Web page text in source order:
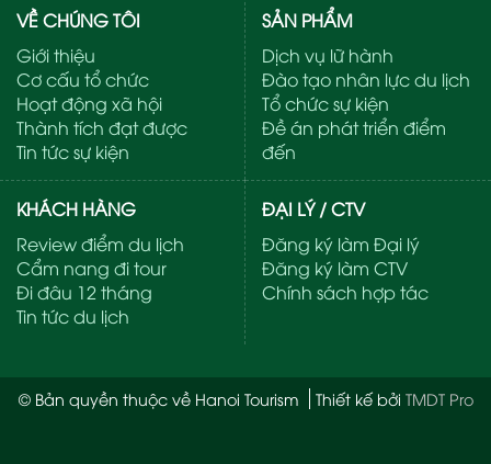
VỀ CHÚNG TÔI
Giới thiệu
Cơ cấu tổ chức
Hoạt động xã hội
Thành tích đạt được
Tin tức sự kiện
SẢN PHẨM
Dịch vụ lữ hành
Đào tạo nhân lực du lịch
Tổ chức sự kiện
Đề án phát triển điểm
đến
KHÁCH HÀNG
Review điểm du lịch
Cẩm nang đi tour
Đi đâu 12 tháng
Tin tức du lịch
ĐẠI LÝ / CTV
Đăng ký làm Đại lý
Đăng ký làm CTV
Chính sách hợp tác
© Bản quyền thuộc về Hanoi Tourism Thiết kế bởi TMDT Pro